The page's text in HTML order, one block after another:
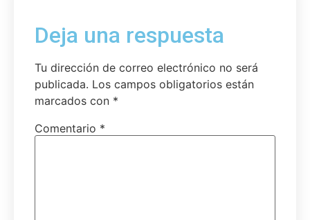
Deja una respuesta
Tu dirección de correo electrónico no será
publicada. Los campos obligatorios están
marcados con *
Comentario *